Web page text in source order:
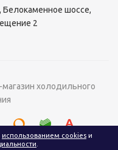
использованием cookies и
, Белокаменное шоссе,
2
холодильного